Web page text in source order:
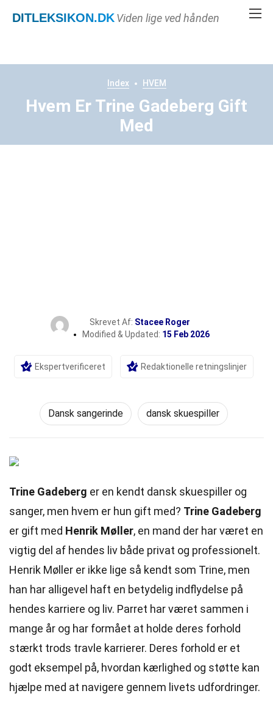
DITLEKSIKON.DKViden lige ved hånden
Index HVEM
Hvem Er Trine Gadeberg Gift
Med
Skrevet Af: Stacee Roger
Modified & Updated: 15 Feb 2026
Ekspertverificeret Redaktionelle retningslinjer
Dansk sangerinde dansk skuespiller
Trine Gadeberg er en kendt dansk skuespiller og
sanger, men hvem er hun gift med? Trine Gadeberg
er gift med Henrik Møller, en mand der har været en
vigtig del af hendes liv både privat og professionelt.
Henrik Møller er ikke lige så kendt som Trine, men
han har alligevel haft en betydelig indflydelse på
hendes karriere og liv. Parret har været sammen i
mange år og har formået at holde deres forhold
stærkt trods travle karrierer. Deres forhold er et
godt eksempel på, hvordan kærlighed og støtte kan
hjælpe med at navigere gennem livets udfordringer.